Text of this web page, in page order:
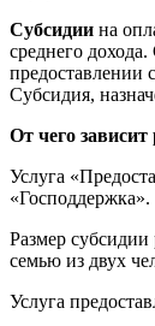
Субсидии на
среднего
предоставлении
Субсидия,
От чего зависит
Услуга
«Господдержка».
Размер
семью из двух
Услуга